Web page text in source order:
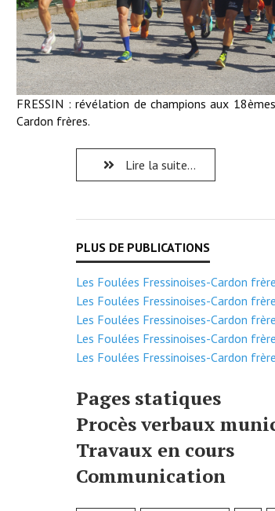
FRESSIN : révélation de champions aux
Cardon frères.
Lire la suite...
Les Foulées Fressinoises-Cardon
Les Foulées Fressinoises-Cardon
Les Foulées Fressinoises-Cardon
Les Foulées Fressinoises-Cardon
Les Foulées Fressinoises-Cardon
Pages statiques
Procès verbaux
Travaux en cours
Communication